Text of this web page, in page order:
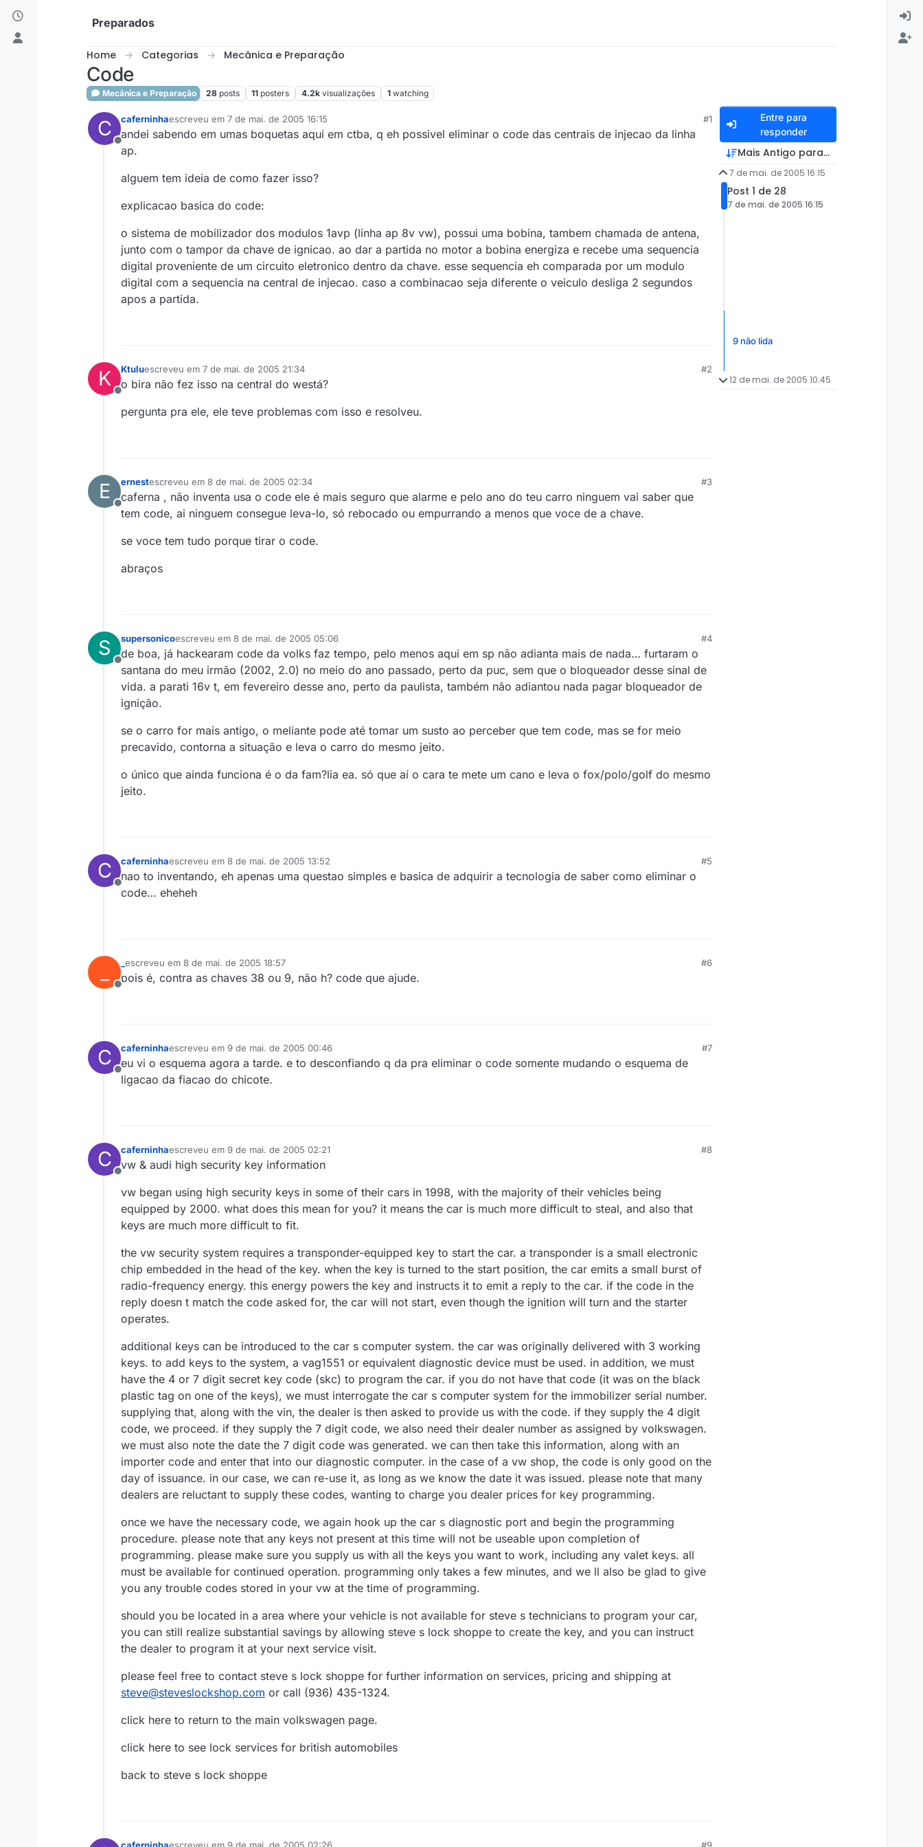
Skip to content
Preparados
Home Categorias Mecânica e Preparação
Code
Mecânica e Preparação 28 posts 11 posters 4.2k visualizações 1 watching
C
Offline
caferninhaescreveu em 7 de mai. de 2005 16:15
última edição por
#1
andei sabendo em umas boquetas aqui em ctba, q eh possivel eliminar o code das centrais de injecao da linha
ap.
alguem tem ideia de como fazer isso?
explicacao basica do code:
o sistema de mobilizador dos modulos 1avp (linha ap 8v vw), possui uma bobina, tambem chamada de antena,
junto com o tampor da chave de ignicao. ao dar a partida no motor a bobina energiza e recebe uma sequencia
digital proveniente de um circuito eletronico dentro da chave. esse sequencia eh comparada por um modulo
digital com a sequencia na central de injecao. caso a combinacao seja diferente o veiculo desliga 2 segundos
apos a partida.
K
Offline
Ktuluescreveu em 7 de mai. de 2005 21:34
última edição por
#2
o bira não fez isso na central do westá?
pergunta pra ele, ele teve problemas com isso e resolveu.
E
Offline
ernestescreveu em 8 de mai. de 2005 02:34
última edição por
#3
caferna , não inventa usa o code ele é mais seguro que alarme e pelo ano do teu carro ninguem vai saber que
tem code, ai ninguem consegue leva-lo, só rebocado ou empurrando a menos que voce de a chave.
se voce tem tudo porque tirar o code.
abraços
S
Offline
supersonicoescreveu em 8 de mai. de 2005 05:06
última edição por
#4
de boa, já hackearam code da volks faz tempo, pelo menos aqui em sp não adianta mais de nada… furtaram o
santana do meu irmão (2002, 2.0) no meio do ano passado, perto da puc, sem que o bloqueador desse sinal de
vida. a parati 16v t, em fevereiro desse ano, perto da paulista, também não adiantou nada pagar bloqueador de
ignição.
se o carro for mais antigo, o meliante pode até tomar um susto ao perceber que tem code, mas se for meio
precavido, contorna a situação e leva o carro do mesmo jeito.
o único que ainda funciona é o da fam?lia ea. só que aí o cara te mete um cano e leva o fox/polo/golf do mesmo
jeito.
C
Offline
caferninhaescreveu em 8 de mai. de 2005 13:52
última edição por
#5
nao to inventando, eh apenas uma questao simples e basica de adquirir a tecnologia de saber como eliminar o
code… eheheh
Offline
escreveu em 8 de mai. de 2005 18:57
última edição por
#6
pois é, contra as chaves 38 ou 9, não h? code que ajude.
C
Offline
caferninhaescreveu em 9 de mai. de 2005 00:46
última edição por
#7
eu vi o esquema agora a tarde. e to desconfiando q da pra eliminar o code somente mudando o esquema de
ligacao da fiacao do chicote.
C
Offline
caferninhaescreveu em 9 de mai. de 2005 02:21
última edição por
#8
vw & audi high security key information
vw began using high security keys in some of their cars in 1998, with the majority of their vehicles being
equipped by 2000. what does this mean for you? it means the car is much more difficult to steal, and also that
keys are much more difficult to fit.
the vw security system requires a transponder-equipped key to start the car. a transponder is a small electronic
chip embedded in the head of the key. when the key is turned to the start position, the car emits a small burst of
radio-frequency energy. this energy powers the key and instructs it to emit a reply to the car. if the code in the
reply doesn t match the code asked for, the car will not start, even though the ignition will turn and the starter
operates.
additional keys can be introduced to the car s computer system. the car was originally delivered with 3 working
keys. to add keys to the system, a vag1551 or equivalent diagnostic device must be used. in addition, we must
have the 4 or 7 digit secret key code (skc) to program the car. if you do not have that code (it was on the black
plastic tag on one of the keys), we must interrogate the car s computer system for the immobilizer serial number.
supplying that, along with the vin, the dealer is then asked to provide us with the code. if they supply the 4 digit
code, we proceed. if they supply the 7 digit code, we also need their dealer number as assigned by volkswagen.
we must also note the date the 7 digit code was generated. we can then take this information, along with an
importer code and enter that into our diagnostic computer. in the case of a vw shop, the code is only good on the
day of issuance. in our case, we can re-use it, as long as we know the date it was issued. please note that many
dealers are reluctant to supply these codes, wanting to charge you dealer prices for key programming.
once we have the necessary code, we again hook up the car s diagnostic port and begin the programming
procedure. please note that any keys not present at this time will not be useable upon completion of
programming. please make sure you supply us with all the keys you want to work, including any valet keys. all
must be available for continued operation. programming only takes a few minutes, and we ll also be glad to give
you any trouble codes stored in your vw at the time of programming.
should you be located in a area where your vehicle is not available for steve s technicians to program your car,
you can still realize substantial savings by allowing steve s lock shoppe to create the key, and you can instruct
the dealer to program it at your next service visit.
please feel free to contact steve s lock shoppe for further information on services, pricing and shipping at
steve@steveslockshop.com or call (936) 435-1324.
click here to return to the main volkswagen page.
click here to see lock services for british automobiles
back to steve s lock shoppe
Entre para
responder
Mais Antigo para Mais Recente
7 de mai. de 2005 16:15
Post 1 de 28
7 de mai. de 2005 16:15
9 não lida
12 de mai. de 2005 10:45